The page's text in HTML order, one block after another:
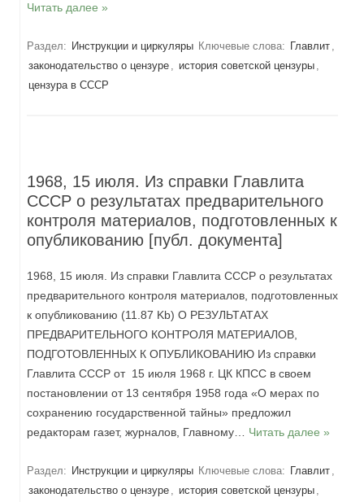
Читать далее »
Раздел: Инструкции и циркуляры Ключевые слова: Главлит ,
законодательство о цензуре , история советской цензуры ,
цензура в СССР
1968, 15 июля. Из справки Главлита
СССР о результатах предварительного
контроля материалов, подготовленных к
опубликованию [публ. документа]
1968, 15 июля. Из справки Главлита СССР о результатах
предварительного контроля материалов, подготовленных
к опубликованию (11.87 Kb) О РЕЗУЛЬТАТАХ
ПРЕДВАРИТЕЛЬНОГО КОНТРОЛЯ МАТЕРИАЛОВ,
ПОДГОТОВЛЕННЫХ К ОПУБЛИКОВАНИЮ Из справки
Главлита СССР от 15 июля 1968 г. ЦК КПСС в своем
постановлении от 13 сентября 1958 года «О мерах по
сохранению государственной тайны» предложил
редакторам газет, журналов, Главному… Читать далее »
Раздел: Инструкции и циркуляры Ключевые слова: Главлит ,
законодательство о цензуре , история советской цензуры ,